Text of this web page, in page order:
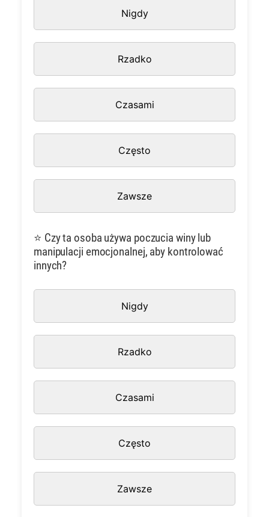
Nigdy
Rzadko
Czasami
Często
Zawsze
⭐ Czy ta osoba używa poczucia winy lub
manipulacji emocjonalnej, aby kontrolować
innych?
Nigdy
Rzadko
Czasami
Często
Zawsze